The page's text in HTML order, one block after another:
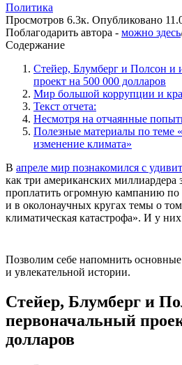
Политика
Просмотров 6.3к. Опубликовано
Поблагодарить автора - можно здесь
Содержание
Стейер, Блумберг и Полсон и
проект на 500 000 долларов
Мир большой коррупции и
Текст отчета:
Несмотря на отчаянные
Полезные материалы по теме
изменение климата»
В апреле мир познакомился с
как три американских миллиардера
проплатить огромную кампанию
и в околонаучных кругах темы о
климатическая катастрофа». И у
Позволим себе напомнить
и увлекательной истории.
Стейер, Блумберг и
первоначальный
долларов